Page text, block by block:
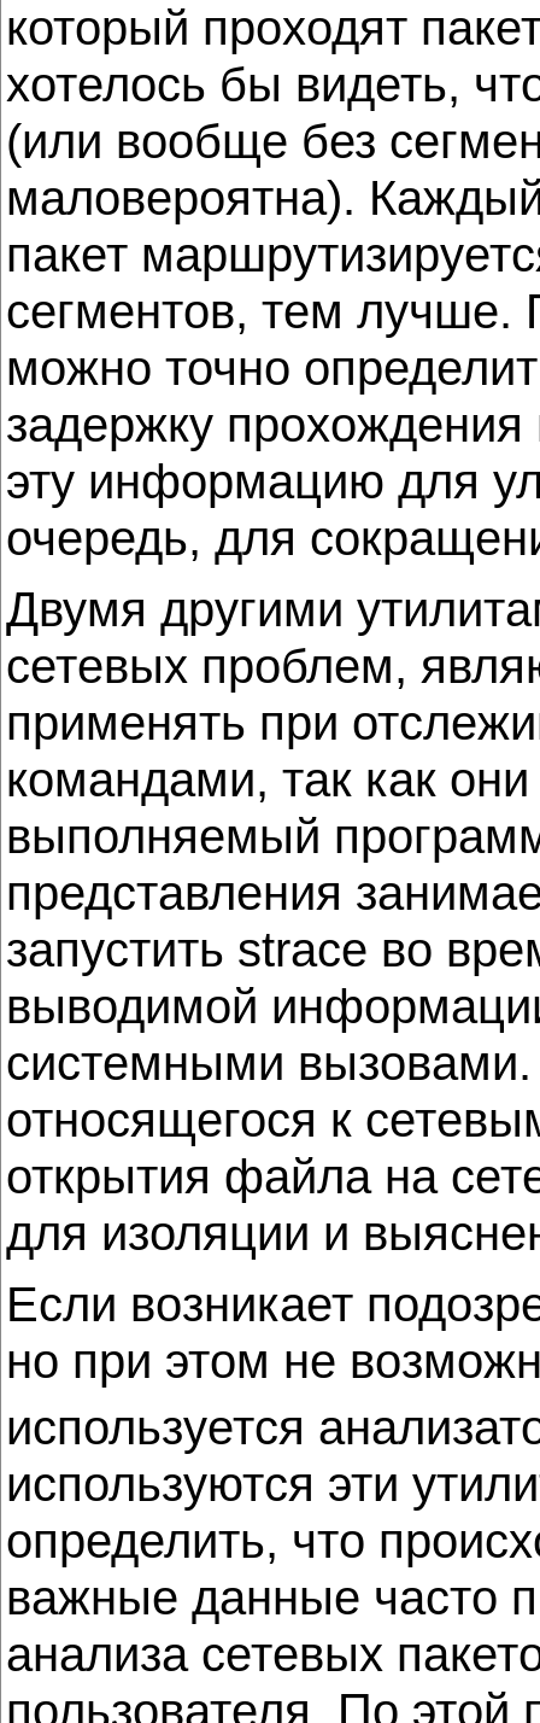
который проходят
хотелось бы видеть,
(или вообще без
маловероятна). Каждый
пакет
сегментов, тем
можно точно
задержку прохождения
эту информацию для
очередь, для
Двумя другими
сетевых проблем,
применять при
командами, так как
выполняемый
представления
запустить strace во
выводимой
системными вызовами.
относящегося к
открытия файла на
для изоляции и
Если возникает
но при этом не
используется
используются эти
определить, что
важные данные часто
анализа сетевых
пользователя. По этой